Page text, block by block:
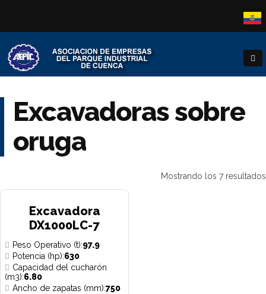
Excavadoras sobre
oruga
Mostrando los 7 resultados
Excavadora
DX1000LC-7
Peso Operativo (t):97.9
Potencia (hp):630
Capacidad del cucharón
(m3):6.80
Ancho de zapatas (mm):750